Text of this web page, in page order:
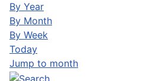
By Year
By Month
By Week
Today
Jump to month